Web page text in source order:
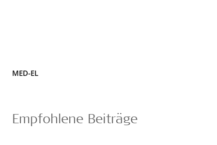
MED-EL
Empfohlene Beiträge